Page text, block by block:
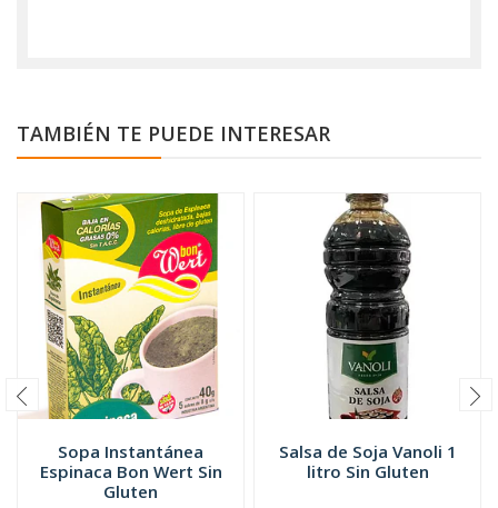
TAMBIÉN TE PUEDE INTERESAR
Sopa Instantánea
Espinaca Bon Wert Sin
Gluten
Salsa de Soja Vanoli 1
litro Sin Gluten